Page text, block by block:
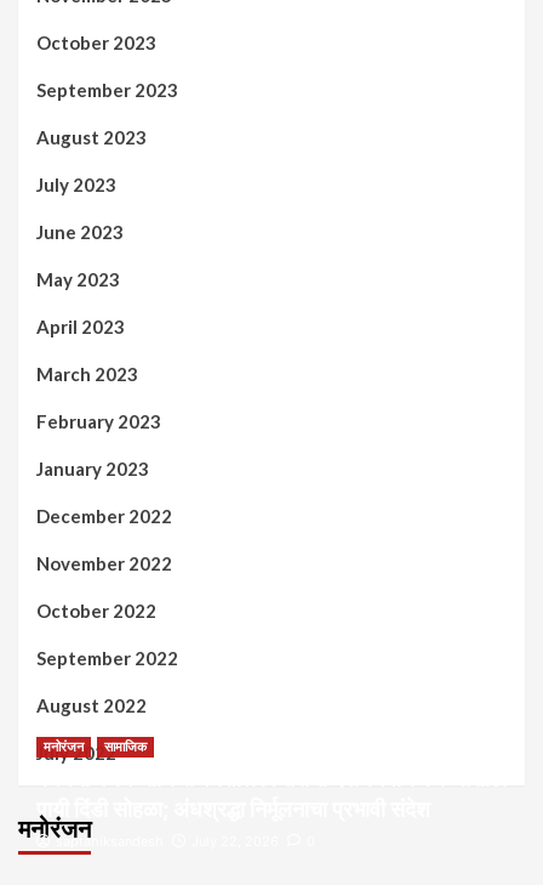
October 2023
September 2023
August 2023
July 2023
June 2023
May 2023
April 2023
March 2023
February 2023
January 2023
December 2022
November 2022
October 2022
September 2022
August 2022
July 2022
मनोरंजन
मनोरंजन सामाजिक
पायी दिंडी सोहळा; अंधश्रद्धा निर्मूलनाचा प्रभावी संदेश
saptahiksandesh